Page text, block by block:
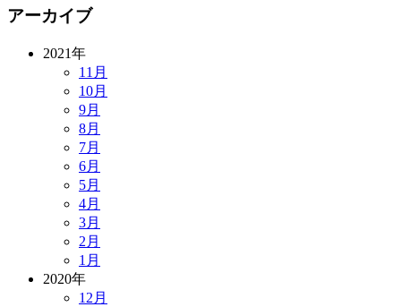
アーカイブ
2021年
11月
10月
9月
8月
7月
6月
5月
4月
3月
2月
1月
2020年
12月